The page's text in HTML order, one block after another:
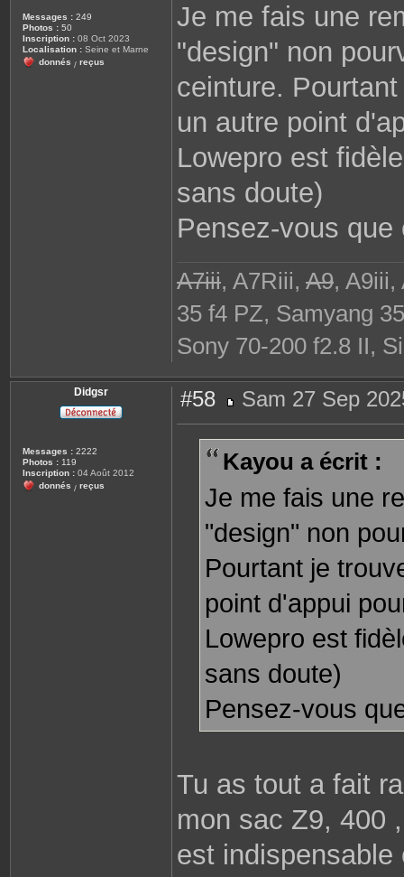
Messages : 249
Photos : 50
Inscription : 08 Oct 2023
Localisation : Seine et Marne
donnés / reçus
a
e
Je me fais une
"design" non
ceinture.
un autre point
Lowepro est
sans doute)
Pensez-vous
A7iii, A7Riii, A9, A9iii,
35 f4 PZ, Samyang
Sony 70-200 f2.8 II,
Didgsr
Messages : 2222
Photos : 119
Inscription : 04 Août 2012
donnés / reçus
#58
e
a
g
Sam 27 Sep
Kayou a écrit :
Je me fais une
"design" non
Pourtant je
point d'appui
Lowepro est
sans doute)
Pensez-vous
Tu as tout a fait
mon sac Z9, 400
est